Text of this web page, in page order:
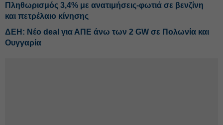
Πληθωρισμός 3,4% με ανατιμήσεις-φωτιά σε βενζίνη
και πετρέλαιο κίνησης
ΔΕΗ: Νέο deal για ΑΠΕ άνω των 2 GW σε Πολωνία και
Ουγγαρία